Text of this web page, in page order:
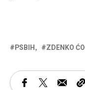
PSBIH ZDENKO